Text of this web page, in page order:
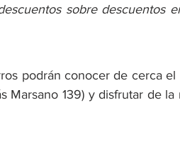
sobre descuentos
podrán conocer de cerca
Marsano 139) y disfrutar de